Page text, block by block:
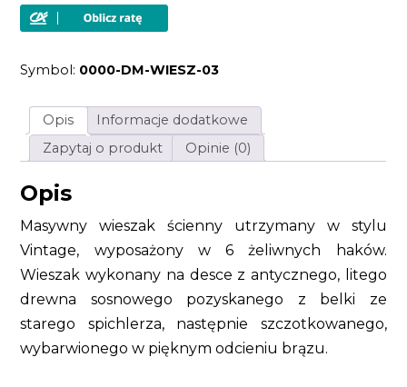
Symbol: 0000-DM-WIESZ-03
Opis
Informacje dodatkowe
Zapytaj o produkt
Opinie (0)
Opis
Masywny wieszak ścienny utrzymany w stylu
Vintage, wyposażony w 6 żeliwnych haków.
Wieszak wykonany na desce z antycznego, litego
drewna sosnowego pozyskanego z belki ze
starego spichlerza, następnie szczotkowanego,
wybarwionego w pięknym odcieniu brązu.